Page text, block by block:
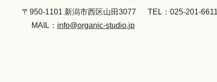
〒950-1101 新潟市西区山田3077
TEL：025-201-
MAIL： info@organic-studio.jp